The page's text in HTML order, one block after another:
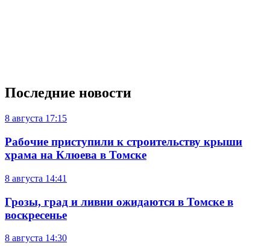
Последние новости
8 августа 17:15
Рабочие приступили к строительству крыши
храма на Клюева в Томске
8 августа 14:41
Грозы, град и ливни ожидаются в Томске в
воскресенье
8 августа 14:30